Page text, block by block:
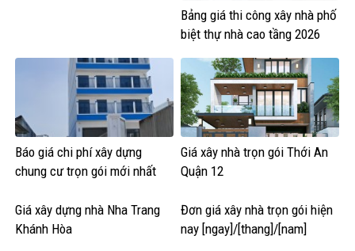
Bảng giá thi công xây nhà phố
biệt thự nhà cao tầng 2026
Báo giá chi phí xây dựng
chung cư trọn gói mới nhất
Giá xây nhà trọn gói Thới An
Quận 12
Giá xây dựng nhà Nha Trang
Khánh Hòa
Đơn giá xây nhà trọn gói hiện
nay [ngay]/[thang]/[nam]